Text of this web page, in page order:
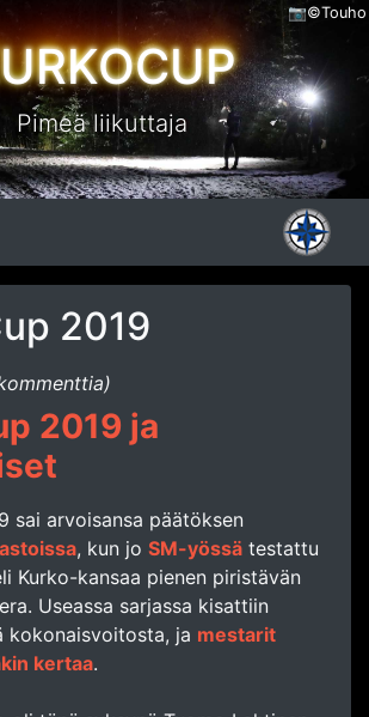
📷©Touho
Pimeä liikuttaja
2019
2019 ja
sai arvoisansa päätöksen
, kun jo SM-yössä testattu
Kurko-kansaa pienen piristävän
Useassa sarjassa kisattiin
kokonaisvoitosta, ja mestarit
kertaa.